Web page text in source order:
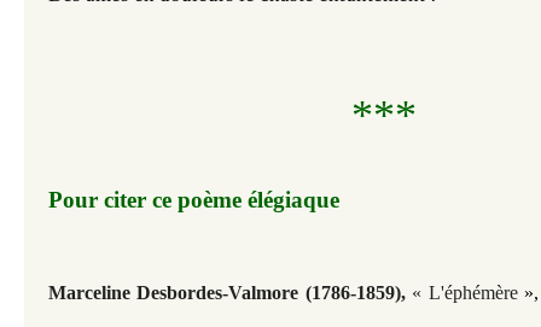
***
Pour citer ce poème élégiaque
Marceline Desbordes-Valmore (1786-1859),« L'éphémère »,